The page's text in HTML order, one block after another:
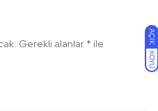
AÇIK
KOYU
Gerekli alanlar * ile